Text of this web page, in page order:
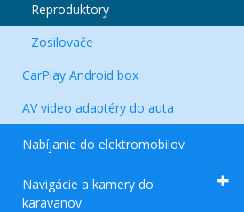
Reproduktory
Zosilovače
CarPlay Android box
AV video adaptéry do auta
Nabíjanie do elektromobilov
Navigácie a kamery do
karavanov